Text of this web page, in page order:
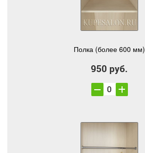
Полка (более 600 мм)
950 руб.